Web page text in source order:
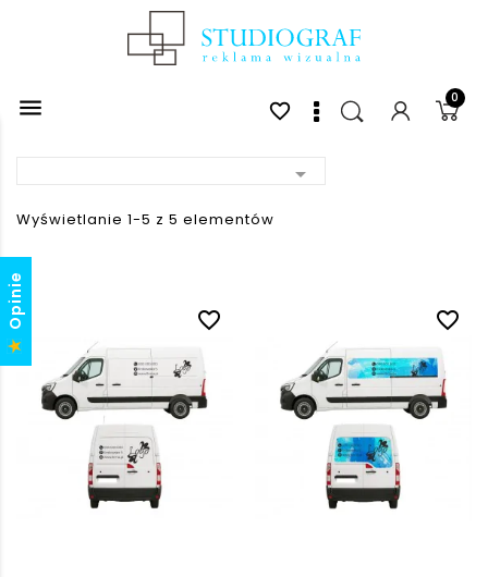
 0
favorite_border

Wyświetlanie 1-5 z 5 elementów
favorite_border favorite_border
Opinie